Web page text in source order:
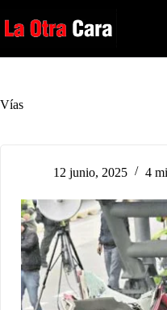
al
contenido
Vías
12 junio, 2025 4